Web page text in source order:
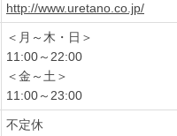
http://www.uretano.co.jp/
＜月～木・日＞
11:00～22:00
＜金～土＞
11:00～23:00
不定休